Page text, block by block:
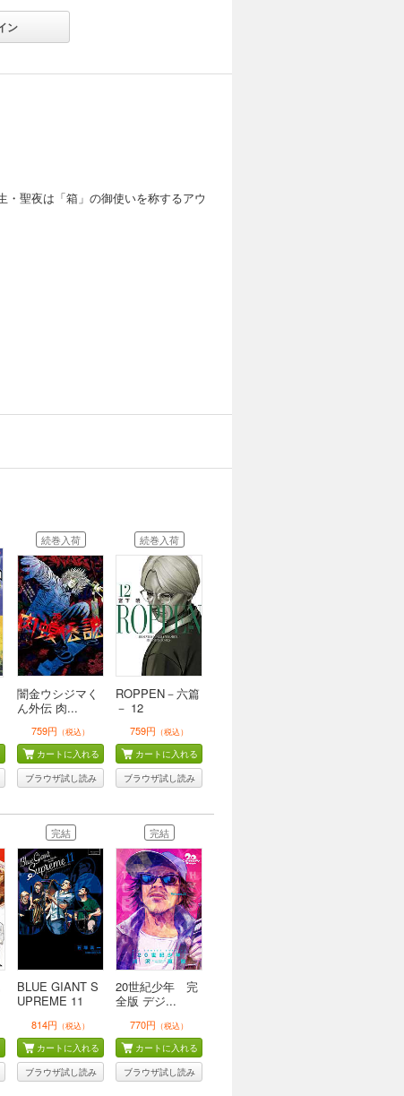
ン
聖夜は「箱」の御使いを称するアウ
続巻入荷
闇金ウシジマく
ん外伝 肉...
759円 （税込）
カートに入れる
ブラウザ試し読み
続巻入荷
ROPPEN－六篇
－ 12
759円 （税込）
カートに入れる
ブラウザ試し読み
完結
BLUE GIANT S
UPREME 11
814円 （税込）
カートに入れる
ブラウザ試し読み
完結
20世紀少年 完
全版 デジ...
770円 （税込）
カートに入れる
ブラウザ試し読み